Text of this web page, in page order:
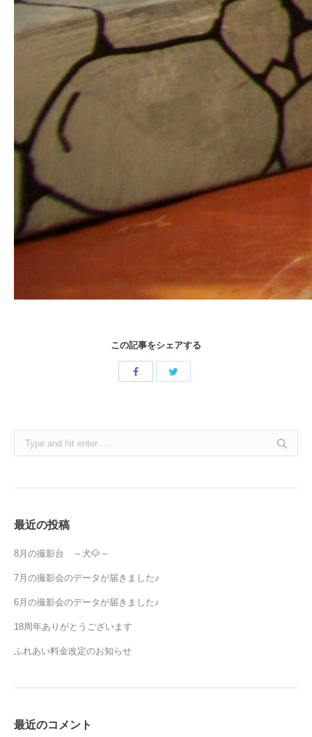
この記事をシェアする
Search:
最近の投稿
8月の撮影台 ～犬🐶～
7月の撮影会のデータが届きました♪
6月の撮影会のデータが届きました♪
18周年ありがとうございます
ふれあい料金改定のお知らせ
最近のコメント